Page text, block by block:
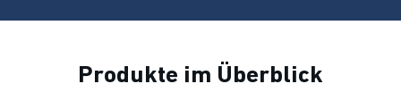
Produkte im Überblick